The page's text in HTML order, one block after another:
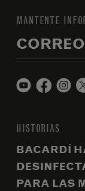
MANTENTE
HISTORIAS
BACARDÍ
PARA LAS